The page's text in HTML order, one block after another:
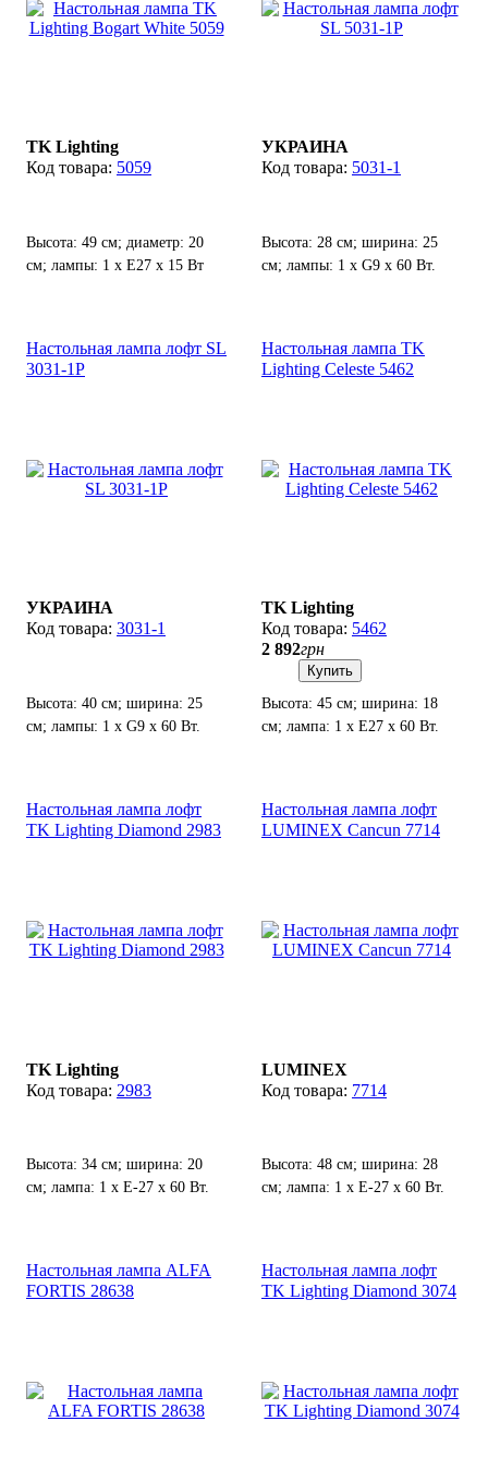
TK Lighting
5059
Высота: 49 см; диаметр: 20
см; лампы: 1 х Е27 х 15 Вт
УКРАИНА
5031-1
Высота: 28 см; ширина: 25
см; лампы: 1 х G9 х 60 Вт.
Настольная лампа лофт SL
3031-1P
УКРАИНА
3031-1
Высота: 40 см; ширина: 25
см; лампы: 1 х G9 х 60 Вт.
Настольная лампа TK
Lighting Celeste 5462
TK Lighting
5462
2 892грн
Купить
Высота: 45 см; ширина: 18
см; лампа: 1 х Е27 х 60 Вт.
Настольная лампа лофт
TK Lighting Diamond 2983
TK Lighting
2983
Высота: 34 см; ширина: 20
см; лампа: 1 х Е-27 х 60 Вт.
Настольная лампа лофт
LUMINEX Cancun 7714
LUMINEX
7714
Высота: 48 см; ширина: 28
см; лампа: 1 х Е-27 х 60 Вт.
Настольная лампа ALFA
FORTIS 28638
Настольная лампа лофт
TK Lighting Diamond 3074